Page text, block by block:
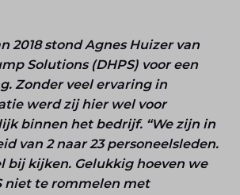
2018 stond Agnes Huizer van
Solutions (DHPS) voor een
Zonder veel ervaring in
werd zij hier wel voor
binnen het bedrijf. “We zijn in
van 2 naar 23 personeelsleden.
bij kijken. Gelukkig hoeven we
niet te rommelen met